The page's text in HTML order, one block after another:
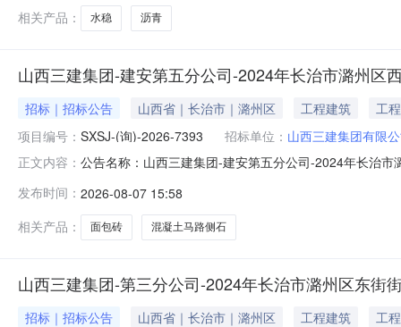
相关产品：
水稳 沥青
山西三建集团-建安第五分公司-2024年长治市潞州区
招标｜招标公告 山西省｜长治市｜潞州区 工程建筑
工程
项目编号： SXSJ-(询)-2026-7393 招标单位： 山西三建集团有限
正文内容： 公告名称：山西三建集团-建安第五分公司-2024年长治
批）施工-混凝土马路侧石等物资采购采购公告采购编号
发布时间： 2026-08-07 15:58
相关产品：
面包砖 混凝土马路侧石
山西三建集团-第三分公司-2024年长治市潞州区东街
招标｜招标公告 山西省｜长治市｜潞州区 工程建筑
工程